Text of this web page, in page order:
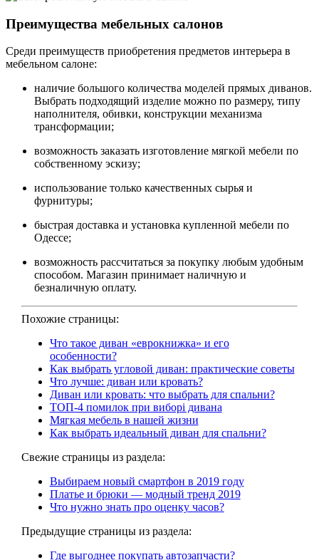
Преимущества мебельных салонов
Среди преимуществ приобретения предметов интерьера в
мебельном салоне:
наличие большого количества моделей прямых диванов.
Выбрать подходящий изделие можно по размеру, типу
наполнителя, обивки, конструкции механизма
трансформации;
возможность заказать изготовление мягкой мебели по
собственному эскизу;
использование только качественных сырья и
фурнитуры;
быстрая доставка и установка купленной мебели по
Одессе;
возможность рассчитаться за покупку любым удобным
способом. Магазин принимает наличную и
безналичную оплату.
Похожие страницы:
Что такое диван «еврокнижка» и его
особенности?
Как выбрать угловой диван: практические советы
Что лучше: диван или кровать?
Диван или кровать: что выбрать для спальни?
ТОП-4 помилок при виборі дивана
Мягкая мебель в нашей жизни
Как выбрать идеальный диван для спальни?
Свежие страницы из раздела:
Выбираем новый смартфон в 2019 году
Платье и брюки — модный тренд 2019
Что нужно знать про оценку часов?
Предыдущие страницы из раздела:
Где выгоднее покупать автозапчасти?